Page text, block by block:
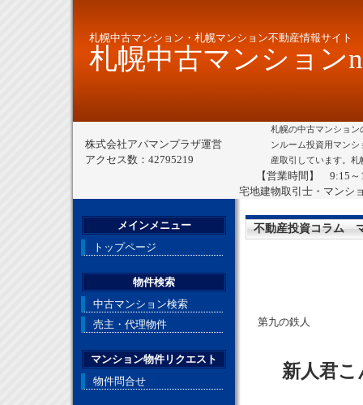
札幌中古マンション・札幌マンション不動産情報サイト
札幌中古マンション
株式会社アパマンプラザ運営
アクセス数：42795219
札幌の中古マンショ
ンルーム投資用マン
産取引しています。
【営業時間】 9:15
宅地建物取引士・マンシ
不動産投資コラム
第九の鉄人
新人君
メインメニュー
トップページ
物件検索
中古マンション検索
売主・代理物件
マンション物件リクエスト
物件問合せ